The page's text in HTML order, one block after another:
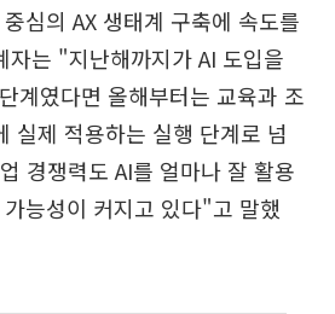
심의 AX 생태계 구축에 속도를
자는 "지난해까지가 AI 도입을
계였다면 올해부터는 교육과 조
실제 적용하는 실행 단계로 넘
경쟁력도 AI를 얼마나 잘 활용
능성이 커지고 있다"고 말했